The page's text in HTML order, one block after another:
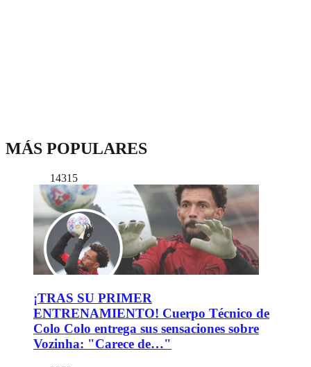
MÁS POPULARES
14315
¡TRAS SU PRIMER
ENTRENAMIENTO! Cuerpo Técnico de
Colo Colo entrega sus sensaciones sobre
Vozinha: "Carece de…"